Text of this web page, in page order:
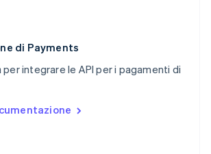
di Payments
per integrare le API per i pagamenti di
简体中文